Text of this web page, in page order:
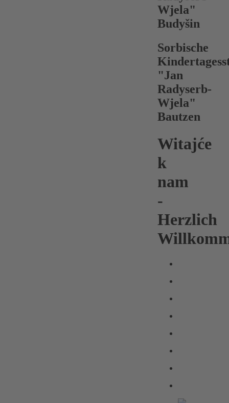
Wjela"
Budyšin
Sorbische
"Jan
Radyserb-
Wjela"
Bautzen
Witajće
k
nam
-
Herzlich